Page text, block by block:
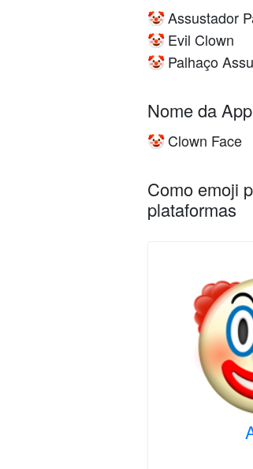
🤡Assustador
🤡 Evil Clown
🤡 Palhaço
Nome da
🤡 Clown Face
Como emoji
plataformas